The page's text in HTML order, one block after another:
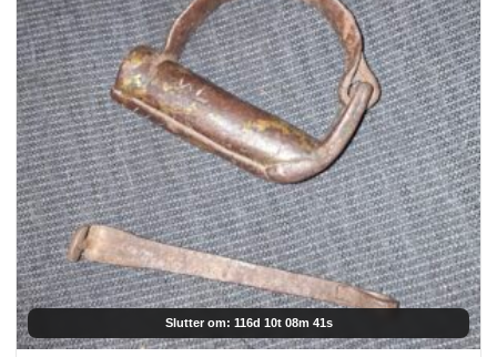
Slutter om: 116d 10t 08m 40s